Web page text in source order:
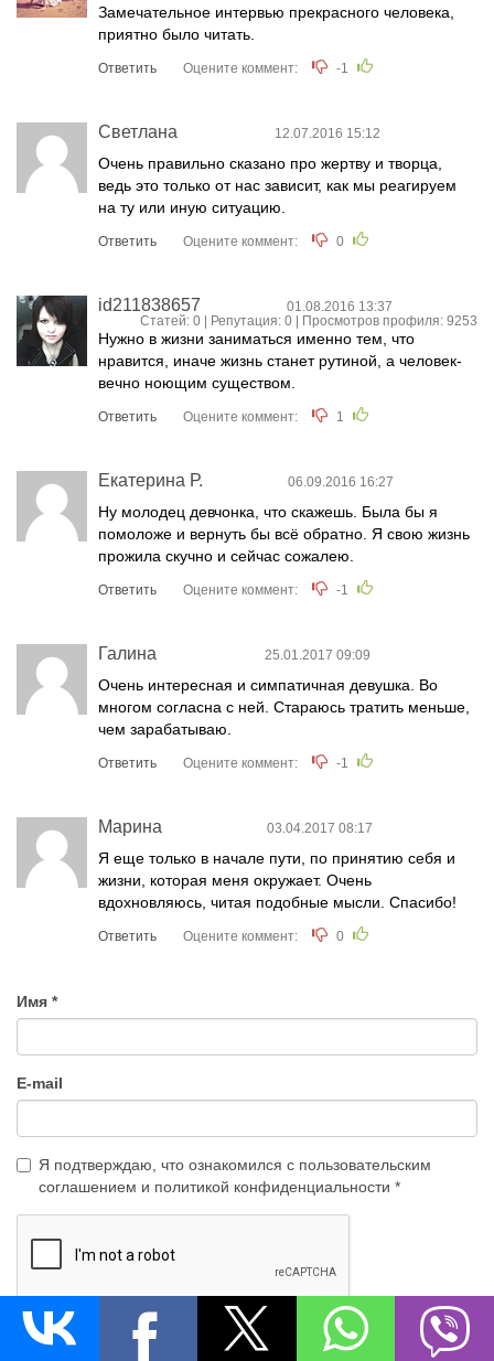
Замечательное интервью прекрасного человека,
приятно было читать.
Ответить Оцените коммент: -1
Светлана 12.07.2016 15:12
Очень правильно сказано про жертву и творца,
ведь это только от нас зависит, как мы реагируем
на ту или иную ситуацию.
Ответить Оцените коммент: 0
id211838657
01.08.2016 13:37
Статей: 0 | Репутация: 0 | Просмотров профиля: 9253
Нужно в жизни заниматься именно тем, что
нравится, иначе жизнь станет рутиной, а человек-
вечно ноющим существом.
Ответить Оцените коммент: 1
Екатерина Р. 06.09.2016 16:27
Ну молодец девчонка, что скажешь. Была бы я
помоложе и вернуть бы всё обратно. Я свою жизнь
прожила скучно и сейчас сожалею.
Ответить Оцените коммент: -1
Галина 25.01.2017 09:09
Очень интересная и симпатичная девушка. Во
многом согласна с ней. Стараюсь тратить меньше,
чем зарабатываю.
Ответить Оцените коммент: -1
Марина 03.04.2017 08:17
Я еще только в начале пути, по принятию себя и
жизни, которая меня окружает. Очень
вдохновляюсь, читая подобные мысли. Спасибо!
Ответить Оцените коммент: 0
Имя
E-mail
Я подтверждаю, что ознакомился с пользовательским
соглашением и политикой конфиденциальности
Добавить изображение